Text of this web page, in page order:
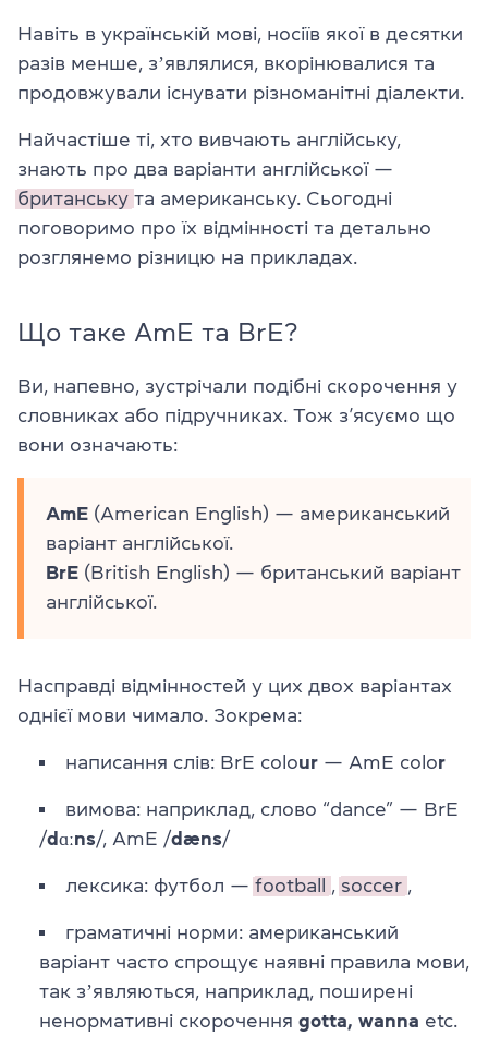
Навіть в українській мові, носіїв якої в десятки
разів менше, зʼявлялися, вкорінювалися та
продовжували існувати різноманітні діалекти.
Найчастіше ті, хто вивчають англійську,
знають про два варіанти англійської —
британську та американську. Сьогодні
поговоримо про їх відмінності та детально
розглянемо різницю на прикладах.
Що таке AmE та BrE?
Ви, напевно, зустрічали подібні скорочення у
словниках або підручниках. Тож з’ясуємо що
вони означають:
AmE (American English) — американський
варіант англійської.
BrE (British English) — британський варіант
англійської.
Насправді відмінностей у цих двох варіантах
однієї мови чимало. Зокрема:
написання слів: BrE colour — AmE color
вимова: наприклад, слово “dance” — BrE
/dɑːns/, AmE /dæns/
лексика: футбол — football soccer
граматичні норми: американський
варіант часто спрощує наявні правила мови,
так зʼявляються, наприклад, поширені
ненормативні скорочення gotta, wanna etc.